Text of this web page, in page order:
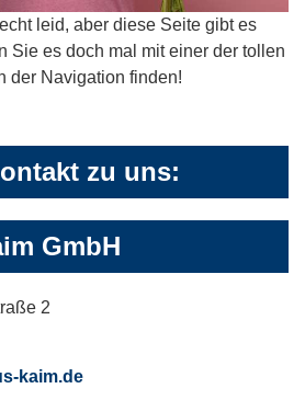
leid, aber diese Seite gibt es
Sie es doch mal mit einer der tollen
der Navigation finden!
zu uns:
GmbH
2
kaim.de